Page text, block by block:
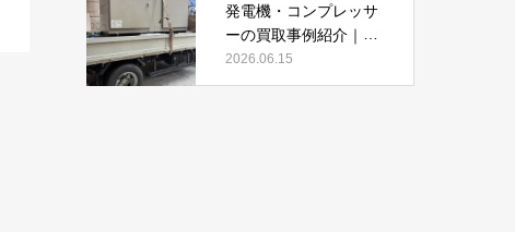
発電機・コンプレッサ
ーの買取事例紹介｜DE
NYO・AIRMANを2026
年6月も買取強化中
2026.06.15